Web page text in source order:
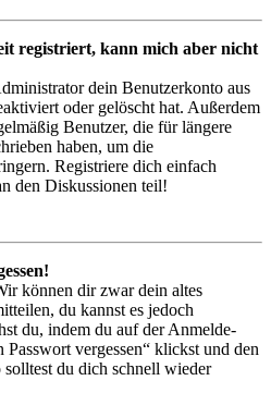
registriert, kann mich aber nicht
dein Benutzerkonto aus
oder gelöscht hat. Außerdem
Benutzer, die für längere
haben, um die
Registriere dich einfach
den Diskussionen teil!
können dir zwar dein altes
du kannst es jedoch
du, indem du auf der Anmelde-
Passwort vergessen“ klickst und den
du dich schnell wieder